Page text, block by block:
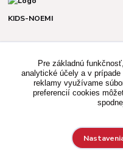
KIDS-NOEMI
(Po-Pia, 8-16 hod.)
Pre základnú
analytické účely a v
reklamy využívame
preferencií cookies